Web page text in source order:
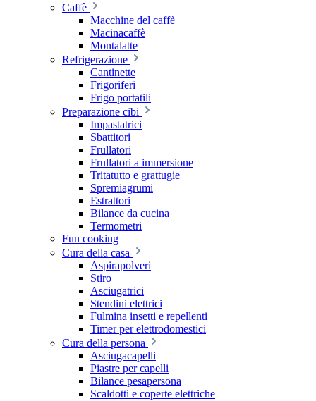
Caffè
Macchine del caffè
Macinacaffè
Montalatte
Refrigerazione
Cantinette
Frigoriferi
Frigo portatili
Preparazione cibi
Impastatrici
Sbattitori
Frullatori
Frullatori a immersione
Tritatutto e grattugie
Spremiagrumi
Estrattori
Bilance da cucina
Termometri
Fun cooking
Cura della casa
Aspirapolveri
Stiro
Asciugatrici
Stendini elettrici
Fulmina insetti e repellenti
Timer per elettrodomestici
Cura della persona
Asciugacapelli
Piastre per capelli
Bilance pesapersona
Scaldotti e coperte elettriche